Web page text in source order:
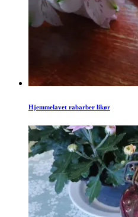
Hjemmelavet rabarber likør